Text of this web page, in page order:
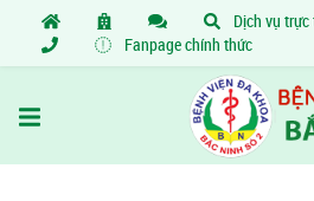
Dịch vụ trực
Fanpage chính thức